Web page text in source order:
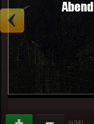
(+34)